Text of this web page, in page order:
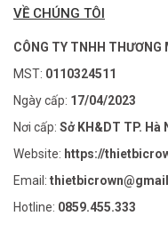
VỀ CHÚNG TÔI
CÔNG TY TNHH THƯƠNG
MST: 0110324511
Ngày cấp: 17/04/2023
Nơi cấp: Sở KH&DT TP. Hà
Website: https://
Email:
Hotline: 0859.455.333